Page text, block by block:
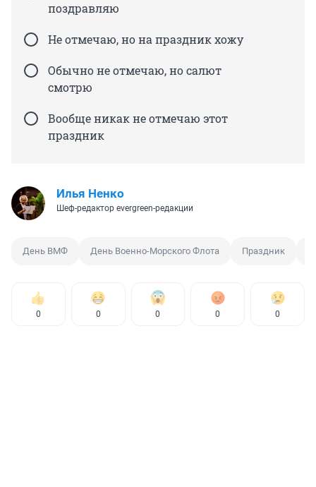
поздравляю
Не отмечаю, но на праздник хожу
Обычно не отмечаю, но салют
смотрю
Вообще никак не отмечаю этот
праздник
Илья Ненко
Шеф-редактор evergreen-редакции
День ВМФ День Военно-Морского Флота Праздник
0 0 0 0 0